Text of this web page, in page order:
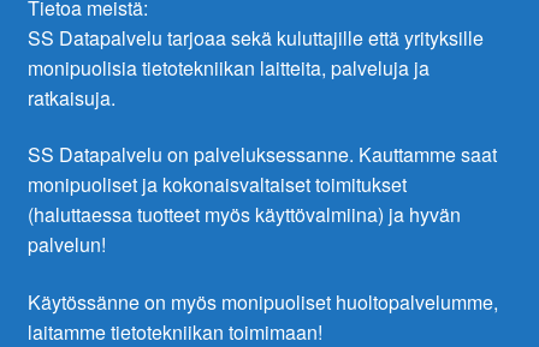
Tietoa meistä:
SS Datapalvelu tarjoaa sekä kuluttajille että yrityksille
monipuolisia tietotekniikan laitteita, palveluja ja
ratkaisuja.
SS Datapalvelu on palveluksessanne. Kauttamme saat
monipuoliset ja kokonaisvaltaiset toimitukset
(haluttaessa tuotteet myös käyttövalmiina) ja hyvän
palvelun!
Käytössänne on myös monipuoliset huoltopalvelumme,
laitamme tietotekniikan toimimaan!